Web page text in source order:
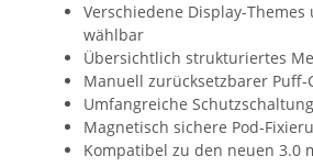
Verschiedene Display-
wählbar
Übersichtlich strukturiertes
Manuell zurücksetzbarer Puff-
Umfangreiche
Magnetisch sichere Pod-
Kompatibel zu den neuen 3.0